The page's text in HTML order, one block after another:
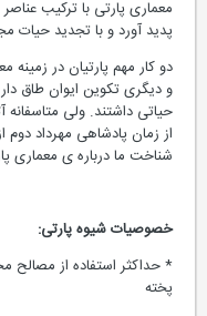
معماری پارتی با ترکیب عناصر
پدید آورد و با تجدید حیات
دو کار مهم پارتیان در زمینه
و دیگری تکوین ایوان طاق
حیاتی داشتند. ولی متاسفانه
شناخت ما درباره ی معماری
خصوصیات شیوه پارتی:
* حداکثر استفاده از مصالح
پخته